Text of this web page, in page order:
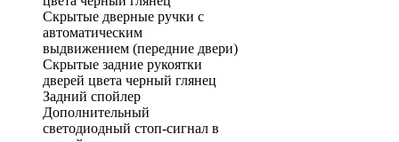
Скрытые дверные ручки с
автоматическим
выдвижением (передние двери)
Скрытые задние рукоятки
дверей цвета черный глянец
Задний спойлер
Дополнительный
светодиодный стоп-сигнал в